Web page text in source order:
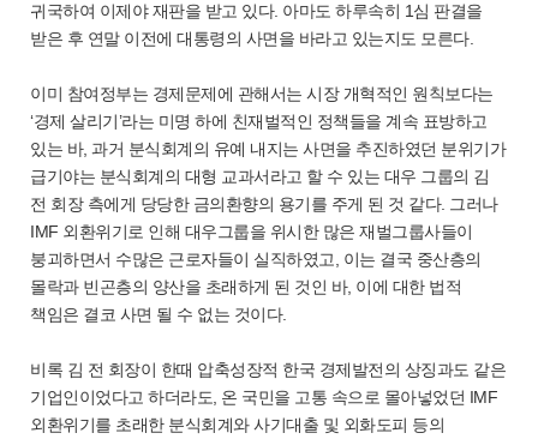
귀국하여 이제야 재판을 받고 있다. 아마도 하루속히 1심 판결을
받은 후 연말 이전에 대통령의 사면을 바라고 있는지도 모른다.
이미 참여정부는 경제문제에 관해서는 시장 개혁적인 원칙보다는
‘경제 살리기’라는 미명 하에 친재벌적인 정책들을 계속 표방하고
있는 바, 과거 분식회계의 유예 내지는 사면을 추진하였던 분위기가
급기야는 분식회계의 대형 교과서라고 할 수 있는 대우 그룹의 김
전 회장 측에게 당당한 금의환향의 용기를 주게 된 것 같다. 그러나
IMF 외환위기로 인해 대우그룹을 위시한 많은 재벌그룹사들이
붕괴하면서 수많은 근로자들이 실직하였고, 이는 결국 중산층의
몰락과 빈곤층의 양산을 초래하게 된 것인 바, 이에 대한 법적
책임은 결코 사면 될 수 없는 것이다.
비록 김 전 회장이 한때 압축성장적 한국 경제발전의 상징과도 같은
기업인이었다고 하더라도, 온 국민을 고통 속으로 몰아넣었던 IMF
외환위기를 초래한 분식회계와 사기대출 및 외화도피 등의